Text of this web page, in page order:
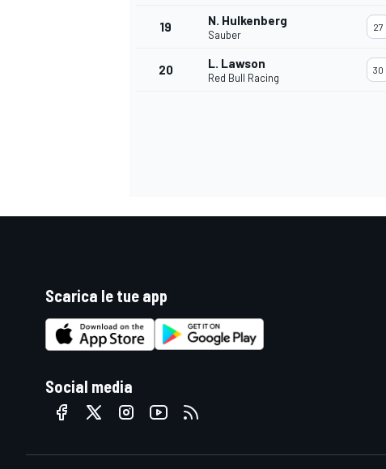
ENDURANCE/GT
19 N. Hulkenberg
Sauber
27
20 L. Lawson
Red Bull Racing
30
Scarica le tue app
Social media